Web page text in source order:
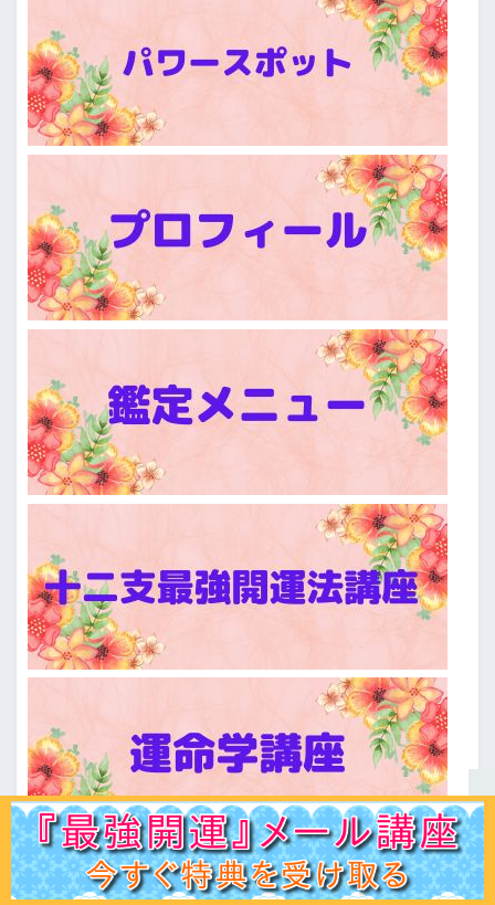
ホーム 初見の方へﾌﾟﾛﾌｨｰﾙ 鑑定ﾒﾆｭｰ運命学講座易占講座お客様声体験談 記事一覧お問合せ Q＆A 出版書